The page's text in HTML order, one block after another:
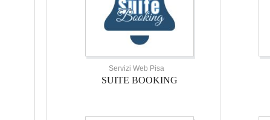
Servizi Web Pisa
SUITE BOOKING